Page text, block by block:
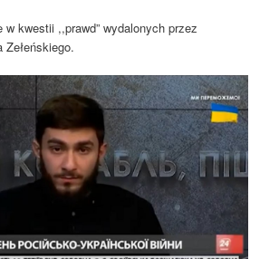
w kwestii ,,prawd” wydalonych przez